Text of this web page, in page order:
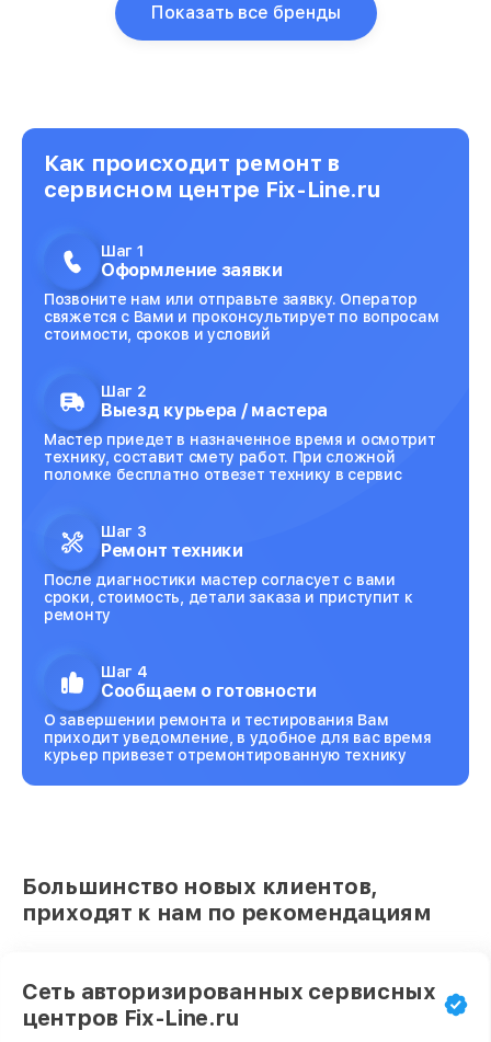
Показать все бренды
Как происходит ремонт в
сервисном центре Fix-Line.ru
Шаг 1
Оформление заявки
Позвоните нам или отправьте заявку. Оператор
свяжется с Вами и проконсультирует по вопросам
стоимости, сроков и условий
Шаг 2
Выезд курьера / мастера
Мастер приедет в назначенное время и осмотрит
технику, составит смету работ. При сложной
поломке бесплатно отвезет технику в сервис
Шаг 3
Ремонт техники
После диагностики мастер согласует с вами
сроки, стоимость, детали заказа и приступит к
ремонту
Шаг 4
Сообщаем о готовности
О завершении ремонта и тестирования Вам
приходит уведомление, в удобное для вас время
курьер привезет отремонтированную технику
Большинство новых клиентов,
приходят к нам по рекомендациям
Сеть авторизированных сервисных
центров Fix-Line.ru